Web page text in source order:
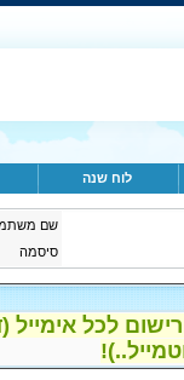
לוח שנה
שם
סיסמה
לכל אימייל